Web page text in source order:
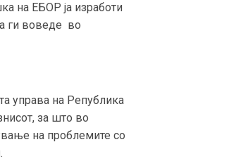
на ЕБОР ја изработи
ги воведе во
управа на Република
за што во
на проблемите со